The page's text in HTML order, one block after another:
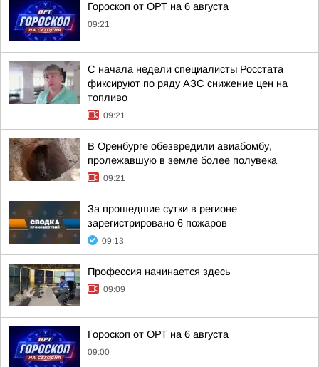
Гороскоп от ОРТ на 6 августа
09:21
С начала недели специалисты Росстата
фиксируют по ряду АЗС снижение цен на
топливо
09:21
В Оренбурге обезвредили авиабомбу,
пролежавшую в земле более полувека
09:21
За прошедшие сутки в регионе
зарегистрировано 6 пожаров
09:13
Профессия начинается здесь
09:09
Гороскоп от ОРТ на 6 августа
09:00